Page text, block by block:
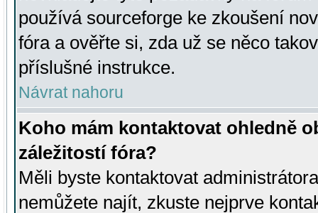
používá sourceforge ke zkoušení
fóra a ověřte si, zda už se něco
příslušné instrukce.
Návrat nahoru
Koho mám kontaktovat ohledně
záležitostí fóra?
Měli byste kontaktovat
nemůžete najít, zkuste nejprve